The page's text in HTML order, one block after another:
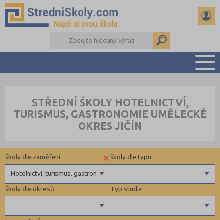
PŘÍPRAVA NA PŘIJÍMAČKY
DŮLEŽITÉ TERMÍNY
DALŠÍ DRUHY ŠKOL
STŘEDNÍ ŠKOLY HOTELNICTVÍ,
TURISMUS, GASTRONOMIE UMĚLECKÉ
OKRES JIČÍN
Typ studia
školy dle okresů
školy dle typu
×
Hotelnictví, turismus, gastronomie
školy dle zaměření
Gymnázia